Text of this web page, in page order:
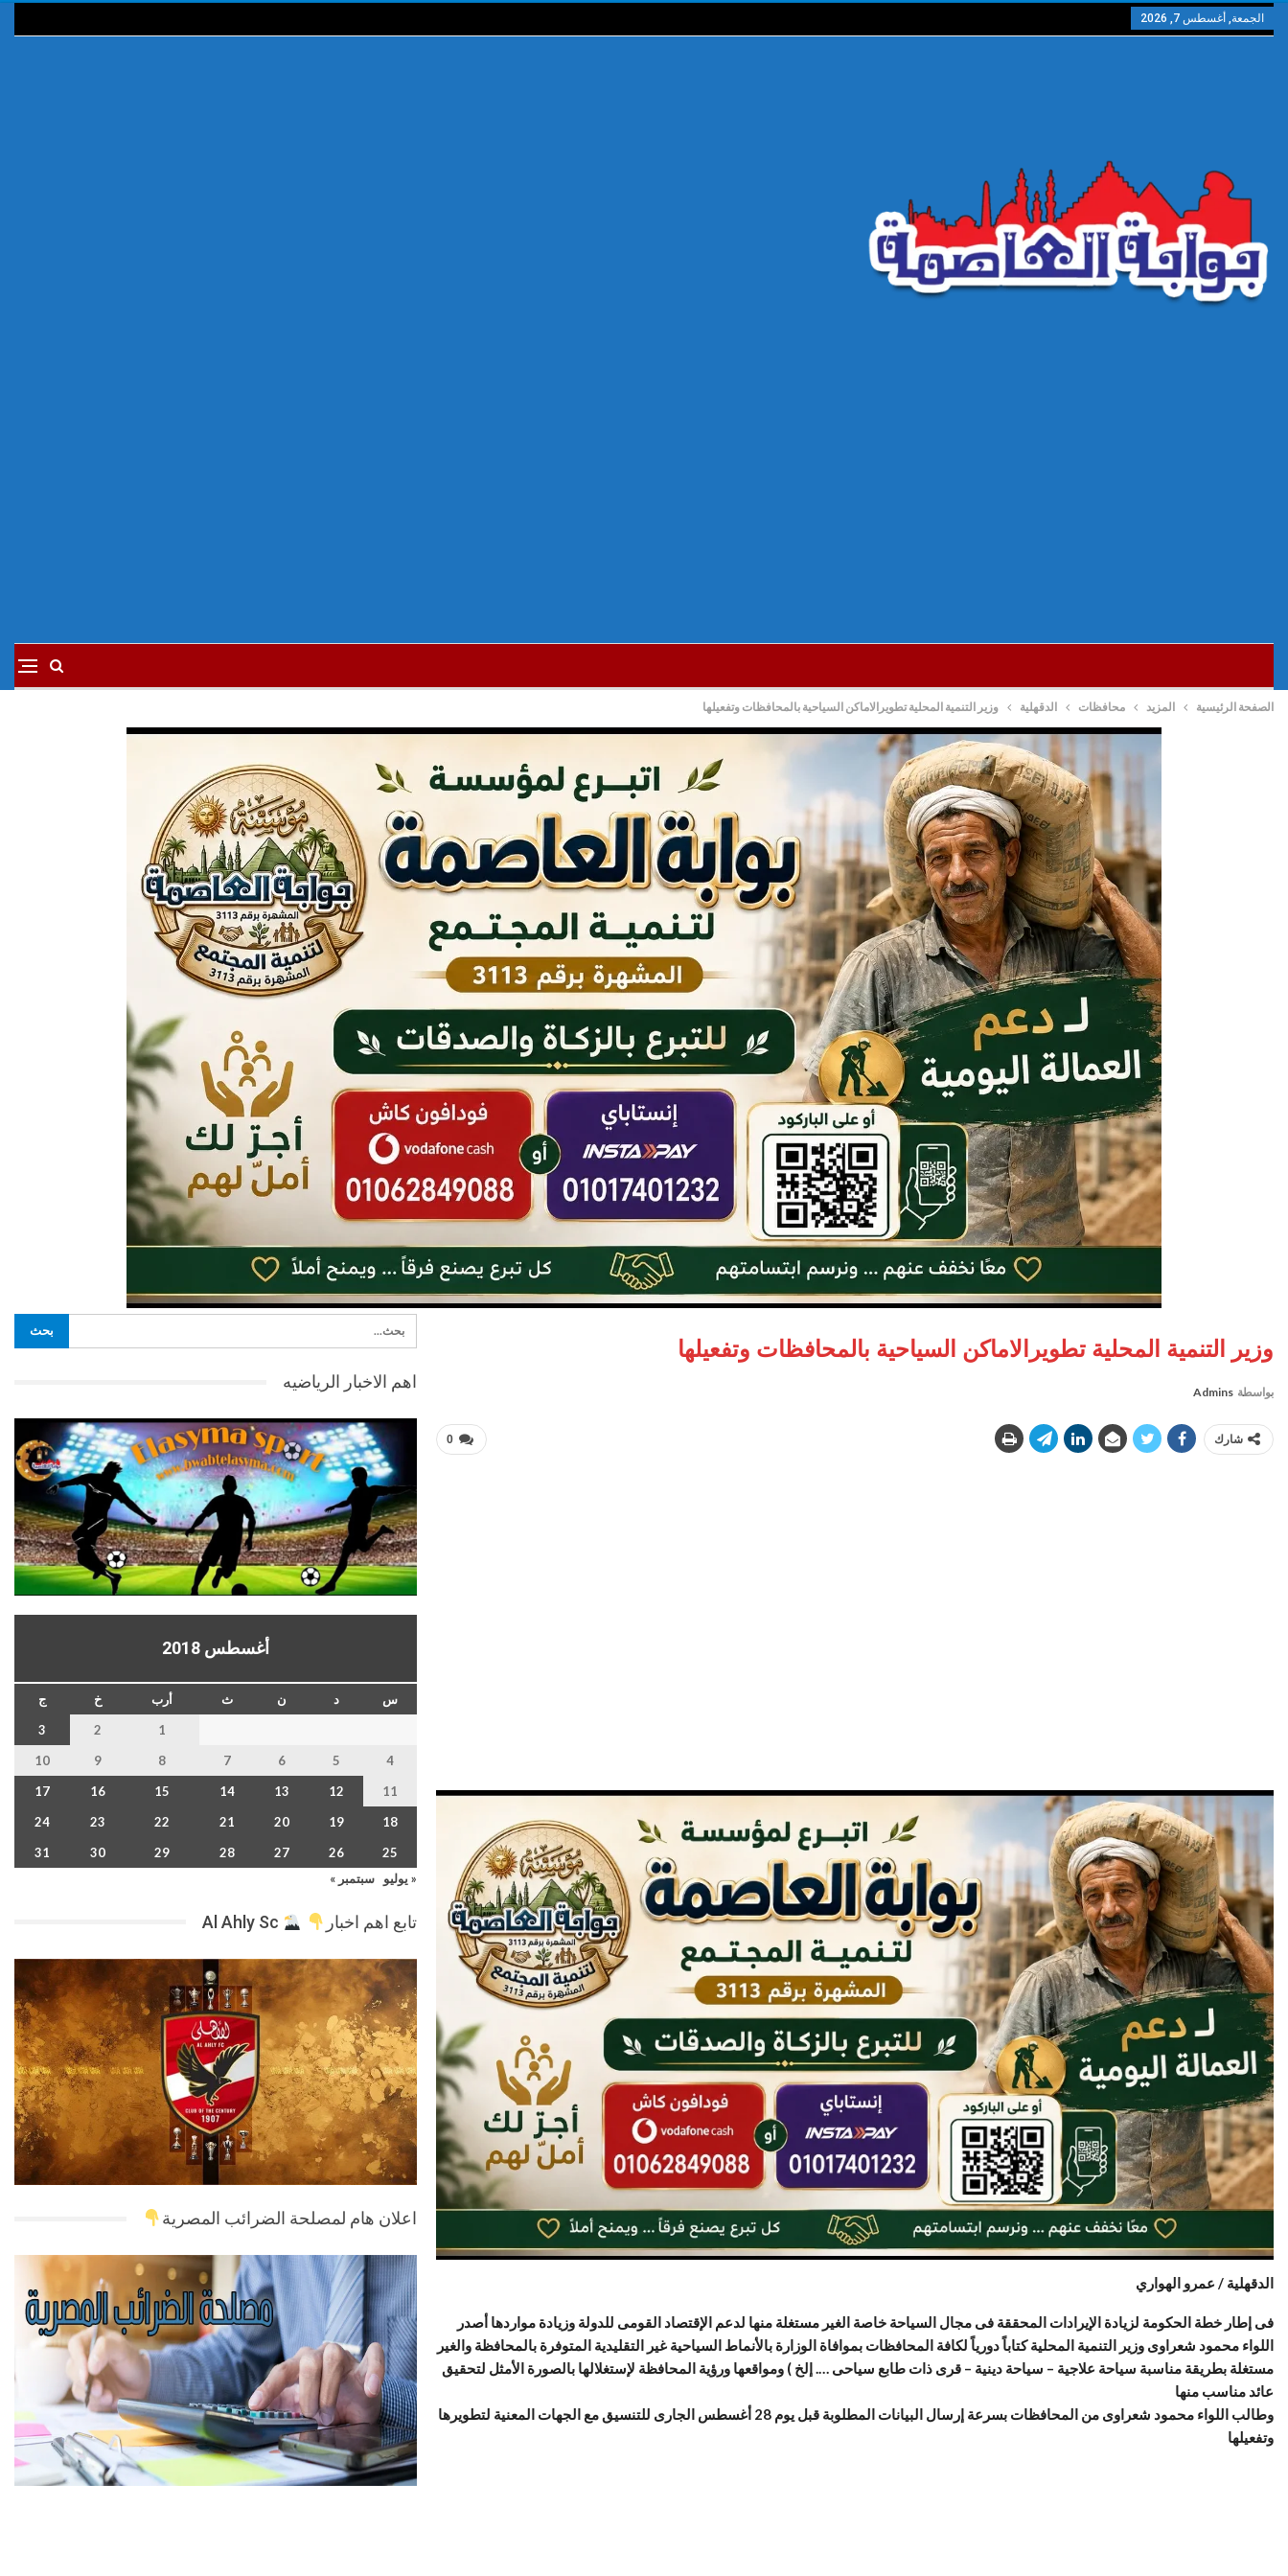
الجمعة, أغسطس 7, 2026
الصفحة الرئيسية المزيد محافظات الدقهلية وزير التنمية المحلية تطويرالاماكن السياحية بالمحافظات وتفعيلها
وزير التنمية المحلية تطويرالاماكن السياحية بالمحافظات وتفعيلها
بواسطة Admins
0 شارك
الدقهلية / عمرو الهواري
فى إطار خطة الحكومة لزيادة الإيرادات المحققة فى مجال السياحة خاصة الغير مستغلة منها لدعم الإقتصاد القومى للدولة وزيادة مواردها أصدر
اللواء محمود شعراوى وزير التنمية المحلية كتاباً دورياً لكافة المحافظات بموافاة الوزارة بالأنماط السياحية غير التقليدية المتوفرة بالمحافظة والغير
مستغلة بطريقة مناسبة سياحة علاجية – سياحة دينية – قرى ذات طابع سياحى …. إلخ ) ومواقعها ورؤية المحافظة لإستغلالها بالصورة الأمثل لتحقيق
عائد مناسب منها
وطالب اللواء محمود شعراوى من المحافظات بسرعة إرسال البيانات المطلوبة قبل يوم 28 أغسطس الجارى للتنسيق مع الجهات المعنية لتطويرها
وتفعيلها
اهم الاخبار الرياضيه
أغسطس 2018
س د ن ث أرب خ
ج
1
2
3
4
5
6
7
8
9
10
11
12
13
14
15
16
17
18
19
20
21
22
23
24
25
26
27
28
29
30
31
« يوليو
سبتمبر »
تابع اهم اخبار
اعلان هام لمصلحة الضرائب المصرية